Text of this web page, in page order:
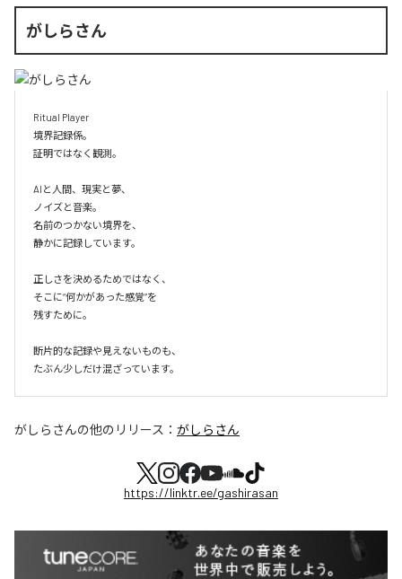
がしらさん
Ritual Player
境界記録係。
証明ではなく観測。
AIと人間、現実と夢、
ノイズと音楽。
名前のつかない境界を、
静かに記録しています。
正しさを決めるためではなく、
そこに“何かがあった感覚”を
残すために。
断片的な記録や見えないものも、
たぶん少しだけ混ざっています。
がしらさんの他のリリース： がしらさん
https://linktr.ee/gashirasan